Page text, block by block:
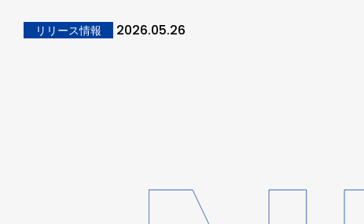
リリース情報 2026.05.26